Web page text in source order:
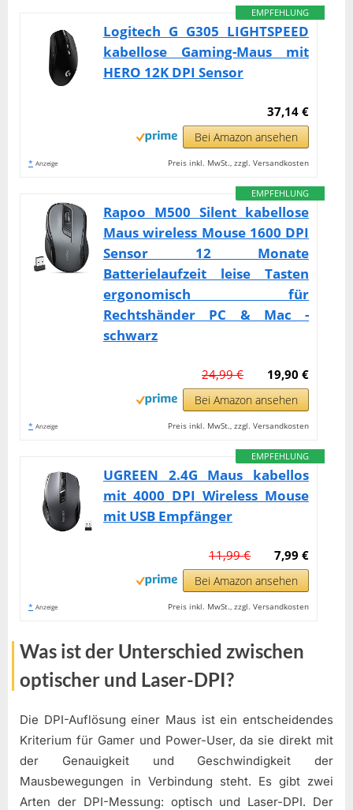
EMPFEHLUNG
Logitech G G305 LIGHTSPEED
kabellose Gaming-Maus mit
HERO 12K DPI Sensor
37,14 €
Bei Amazon ansehen
* Anzeige Preis inkl. MwSt., zzgl. Versandkosten
EMPFEHLUNG
Rapoo M500 Silent kabellose
Maus wireless Mouse 1600 DPI
Sensor 12 Monate
Batterielaufzeit leise Tasten
ergonomisch für
Rechtshänder PC & Mac -
schwarz
19,90 €
24,99 €
Bei Amazon ansehen
* Anzeige Preis inkl. MwSt., zzgl. Versandkosten
EMPFEHLUNG
UGREEN 2.4G Maus kabellos
mit 4000 DPI Wireless Mouse
mit USB Empfänger
7,99 €
11,99 €
Bei Amazon ansehen
* Anzeige Preis inkl. MwSt., zzgl. Versandkosten
Was ist der Unterschied zwischen
optischer und Laser-DPI?
Die DPI-Auflösung einer Maus ist ein entscheidendes
Kriterium für Gamer und Power-User, da sie direkt mit
der Genauigkeit und Geschwindigkeit der
Mausbewegungen in Verbindung steht. Es gibt zwei
Arten der DPI-Messung: optisch und Laser-DPI. Der